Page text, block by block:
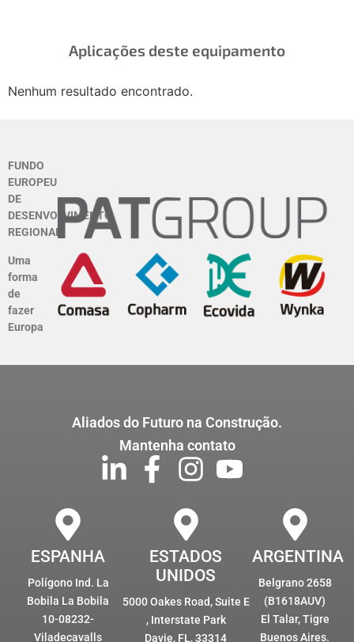
Aplicações deste equipamento
Nenhum resultado encontrado.
FUNDO
EUROPEU
DE
DESENVOLVIMENTO
REGIONAL
Uma
forma
de
fazer
Europa
Aliados do Futuro na Construção.
Mantenha contato
ESPANHA
Polígono Ind. La
Bobila La Bobila
10-08232-
Viladecavalls
ESTADOS
UNIDOS
5000 Oakes Road, Suite E
, Interstate Park
Davie, FL, 33314
ARGENTINA
Belgrano 2658
(B1618AUV)
El Talar, Tigre
Buenos Aires.